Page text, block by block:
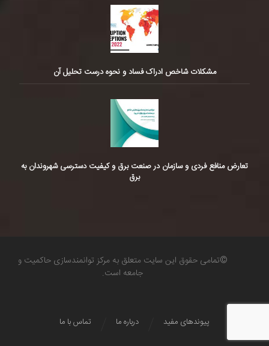
مشکلات شاخص ادراک فساد و نحوه درست تحلیل آن
تعارض منافع فردی و سازمان در صنعت برق و کیفیت دسترسی شهروندان به
برق
©تمامی حقوق این سایت متعلق به مرکز توانمندسازی حاکمیت و
جامعه است.
تماس با ما درباره ما پیوندهای مفید